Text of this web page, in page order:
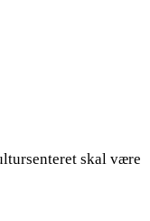
skal være